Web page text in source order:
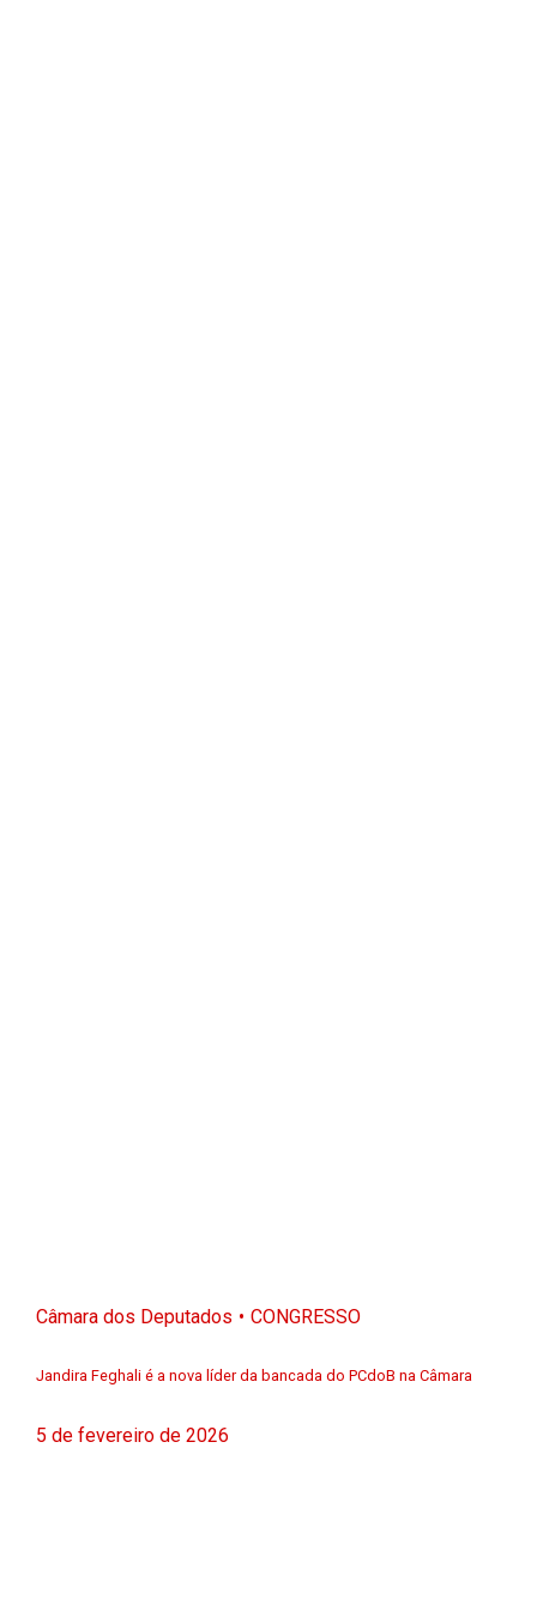
Câmara dos Deputados CONGRESSO
Jandira Feghali é a nova líder da bancada do PCdoB na Câmara
5 de fevereiro de 2026